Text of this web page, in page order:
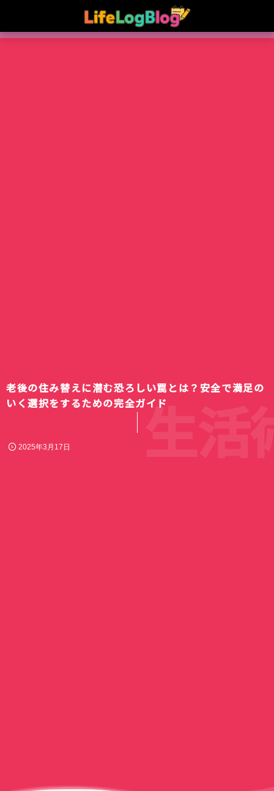
老後の住み替えに潜む恐ろしい罠とは？安全で満足の
いく選択をするための完全ガイド
2025年3月17日 生活